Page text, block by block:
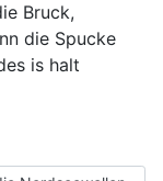
Bruck,
die Spucke
is halt